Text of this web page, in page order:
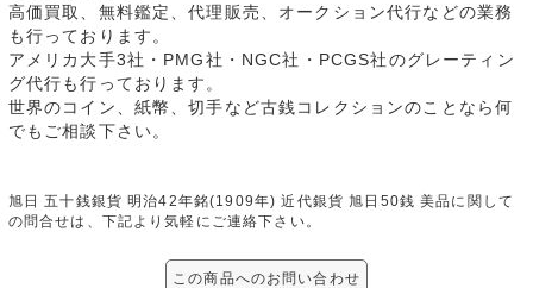
高価買取、無料鑑定、代理販売、オークション代行などの業務
も行っております。
アメリカ大手3社・PMG社・NGC社・PCGS社のグレーティン
グ代行も行っております。
世界のコイン、紙幣、切手など古銭コレクションのことなら何
でもご相談下さい。
旭日 五十銭銀貨 明治42年銘(1909年) 近代銀貨 旭日50銭 美品に関して
の問合せは、下記より気軽にご連絡下さい。
この商品へのお問い合わせ